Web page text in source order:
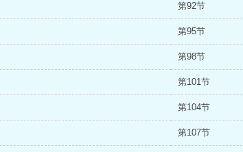
第92节
第95节
第98节
第101节
第104节
第107节